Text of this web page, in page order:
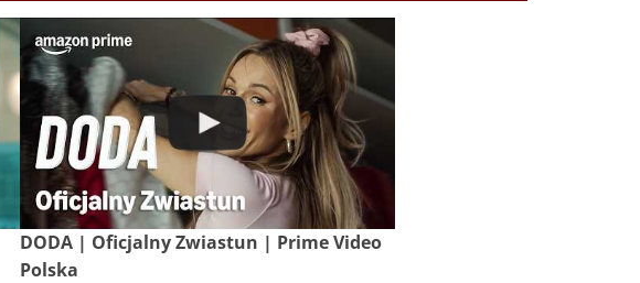
DODA | Oficjalny Zwiastun | Prime Video
Polska